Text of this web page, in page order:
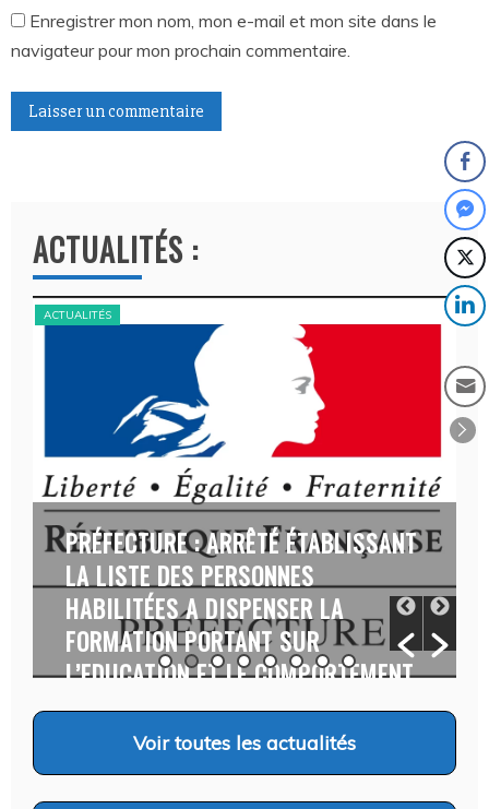
Enregistrer mon nom, mon e-mail et mon site dans le
navigateur pour mon prochain commentaire.
ACTUALITÉS :
ACTUALITÉS
PRÉFECTURE : ARRÊTÉ ÉTABLISSANT
LA LISTE DES PERSONNES
HABILITÉES A DISPENSER LA
FORMATION PORTANT SUR
L’EDUCATION ET LE COMPORTEMENT
CANINS…
Auteur Christel DAUZAT/ 6 août 2026
Voirtoutes les actualités